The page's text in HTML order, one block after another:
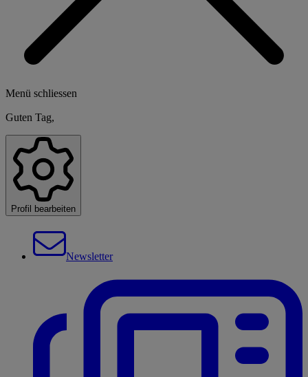
Menü schliessen
Guten Tag,
Profil bearbeiten
Newsletter